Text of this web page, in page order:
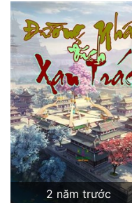
Đẹp Hiệp
Tính Cách Nhân Vật :
Cơ Trí
Sát Phạt Quyết Đoán
Vô Sỉ
Điềm Đạm
2 năm trước